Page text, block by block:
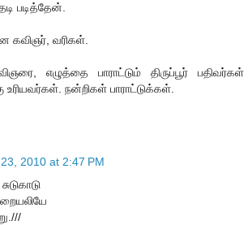
படித்தேன்.
கவிஞர், வரிகள்.
எழுத்தை பாராட்டும் திருப்பூர் பதிவர்கள்
உரியவர்கள். நன்றிகள் பாராட்டுக்கள்.
2010 at 2:47 PM